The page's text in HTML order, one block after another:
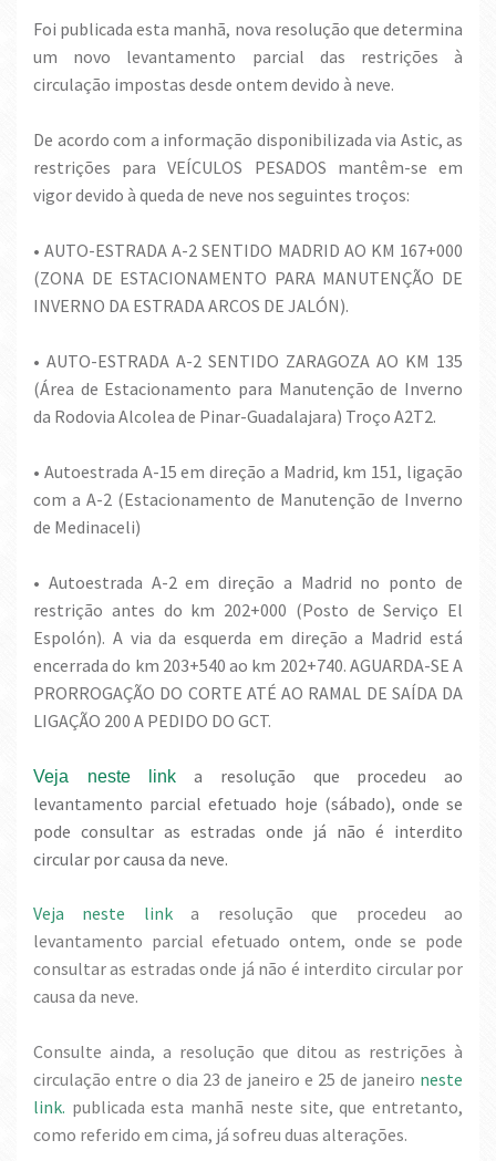
Foi publicada esta manhã, nova resolução que determina
um novo levantamento parcial das restrições à
circulação impostas desde ontem devido à neve.
De acordo com a informação disponibilizada via Astic, as
restrições para VEÍCULOS PESADOS mantêm-se em
vigor devido à queda de neve nos seguintes troços:
• AUTO-ESTRADA A-2 SENTIDO MADRID AO KM 167+000
(ZONA DE ESTACIONAMENTO PARA MANUTENÇÃO DE
INVERNO DA ESTRADA ARCOS DE JALÓN).
• AUTO-ESTRADA A-2 SENTIDO ZARAGOZA AO KM 135
(Área de Estacionamento para Manutenção de Inverno
da Rodovia Alcolea de Pinar-Guadalajara) Troço A2T2.
• Autoestrada A-15 em direção a Madrid, km 151, ligação
com a A-2 (Estacionamento de Manutenção de Inverno
de Medinaceli)
• Autoestrada A-2 em direção a Madrid no ponto de
restrição antes do km 202+000 (Posto de Serviço El
Espolón). A via da esquerda em direção a Madrid está
encerrada do km 203+540 ao km 202+740. AGUARDA-SE A
PRORROGAÇÃO DO CORTE ATÉ AO RAMAL DE SAÍDA DA
LIGAÇÃO 200 A PEDIDO DO GCT.
Veja neste link
a resolução que procedeu ao
levantamento parcial efetuado hoje (sábado), onde se
pode consultar as estradas onde já não é interdito
circular por causa da neve.
Veja neste linka resolução que procedeu ao
levantamento parcial efetuado ontem, onde se pode
consultar as estradas onde já não é interdito circular por
causa da neve.
Consulte ainda, a resolução que ditou as restrições à
circulação entre o dia 23 de janeiro e 25 de janeiro neste
link. publicada esta manhã neste site, que entretanto,
como referido em cima, já sofreu duas alterações.